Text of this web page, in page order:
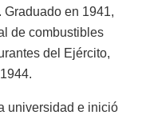
en 1941,
de combustibles
del Ejército,
universidad e inició